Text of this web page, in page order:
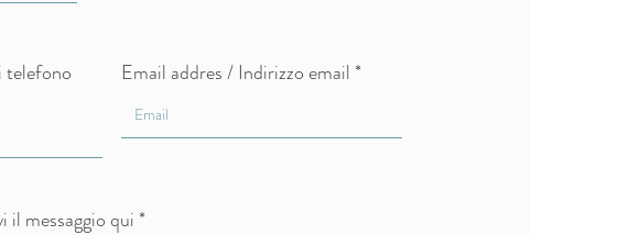
telefono Email addres / Indirizzo email
il messaggio qui